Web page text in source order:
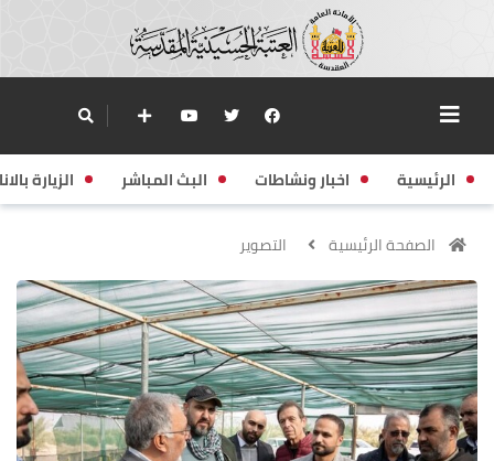
الرئيسية اخبار ونشاطات البث المباشر الزيارة
الصفحة الرئيسية التصوير